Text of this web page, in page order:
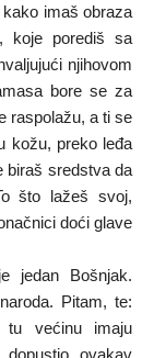
kako imaš obraza
koje porediš sa
njihovom
bore se za
raspolažu, a ti se
kožu, preko leđa
biraš sredstva da
što lažeš svoj,
doći glave
jedan Bošnjak.
Pitam, te:
većinu imaju